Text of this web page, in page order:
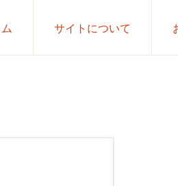
サイトについて